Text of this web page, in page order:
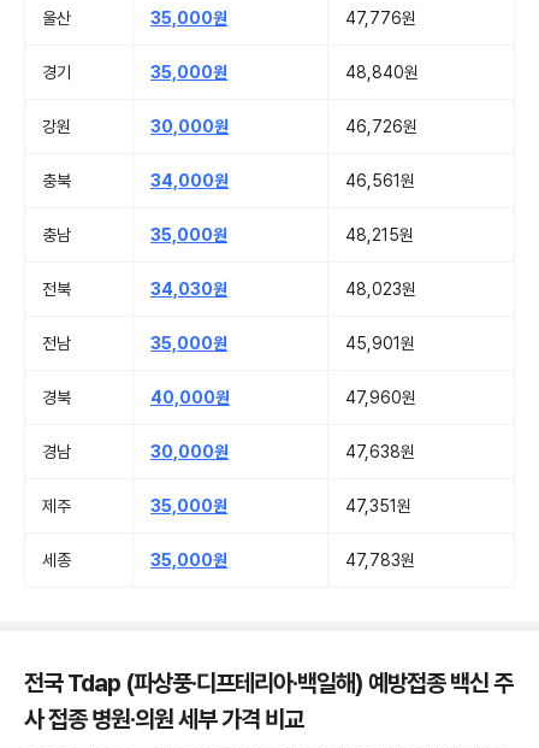
울산 35,000원 47,776원
경기 35,000원 48,840원
강원 30,000원 46,726원
충북 34,000원 46,561원
충남 35,000원 48,215원
전북 34,030원 48,023원
전남 35,000원 45,901원
경북 40,000원 47,960원
경남 30,000원 47,638원
제주 35,000원 47,351원
세종 35,000원 47,783원
전국 Tdap (파상풍·디프테리아·백일해) 예방접종 백신 주
사 접종 병원·의원세부 가격 비교